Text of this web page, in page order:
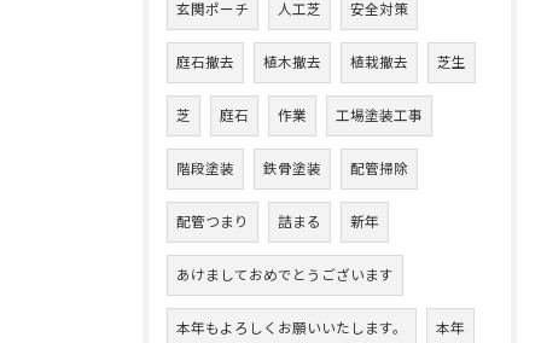
玄関ポーチ 人工芝 安全対策
庭石撤去 植木撤去 植栽撤去 芝生
芝 庭石 作業 工場塗装工事
階段塗装 鉄骨塗装 配管掃除
配管つまり 詰まる 新年
あけましておめでとうございます
本年もよろしくお願いいたします。 本年